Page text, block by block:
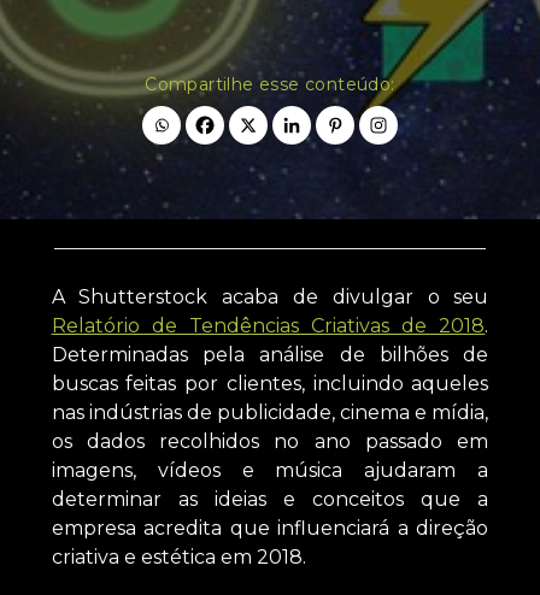
Compartilhe esse conteúdo:
A Shutterstock acaba de divulgar o seu
Relatório de Tendências Criativas de 2018.
Determinadas pela análise de bilhões de
buscas feitas por clientes, incluindo aqueles
nas indústrias de publicidade, cinema e mídia,
os dados recolhidos no ano passado em
imagens, vídeos e música ajudaram a
determinar as ideias e conceitos que a
empresa acredita que influenciará a direção
criativa e estética em 2018.